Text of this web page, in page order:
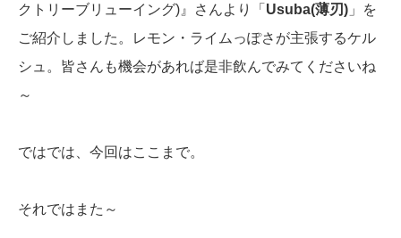
クトリーブリューイング)』さんより「 Usuba(薄刃) 」を
ご紹介しました。レモン・ライムっぽさが主張するケル
シュ。皆さんも機会があれば是非飲んでみてくださいね
～
ではでは、今回はここまで。
それではまた～